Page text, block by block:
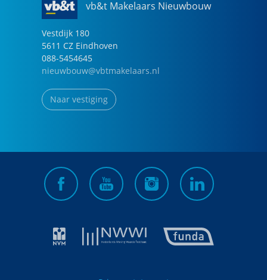
vb&t Makelaars Nieuwbouw
Vestdijk 180
5611 CZ Eindhoven
088-5454645
nieuwbouw@vbtmakelaars.nl
Naar vestiging